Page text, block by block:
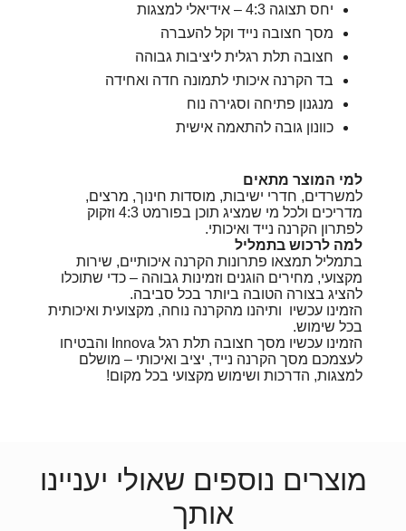
יחס תצוגה 4:3 – אידיאלי למצגות
מסך חצובה נייד וקל להעברה
חצובה תלת רגלית ליציבות גבוהה
בד הקרנה איכותי לתמונה חדה ואחידה
מנגנון פתיחה וסגירה נוח
כוונון גובה להתאמה אישית
למי המוצר מתאים
למשרדים, חדרי ישיבות, מוסדות חינוך, מרצים,
מדריכים ולכל מי שמציג תוכן בפורמט 4:3 וזקוק
לפתרון הקרנה נייד ואיכותי.
למה לרכוש בתמליל
בתמליל תמצאו פתרונות הקרנה איכותיים, שירות
מקצועי, מחירים הוגנים וזמינות גבוהה – כדי שתוכלו
להציג בצורה הטובה ביותר בכל סביבה.
הזמינו עכשיו ותיהנו מהקרנה נוחה, מקצועית ואיכותית
בכל שימוש.
הזמינו עכשיו מסך חצובה תלת רגל Innova והבטיחו
לעצמכם מסך הקרנה נייד, יציב ואיכותי – מושלם
למצגות, הדרכות ושימוש מקצועי בכל מקום!
מוצרים נוספים שאולי יעניינו
אותך